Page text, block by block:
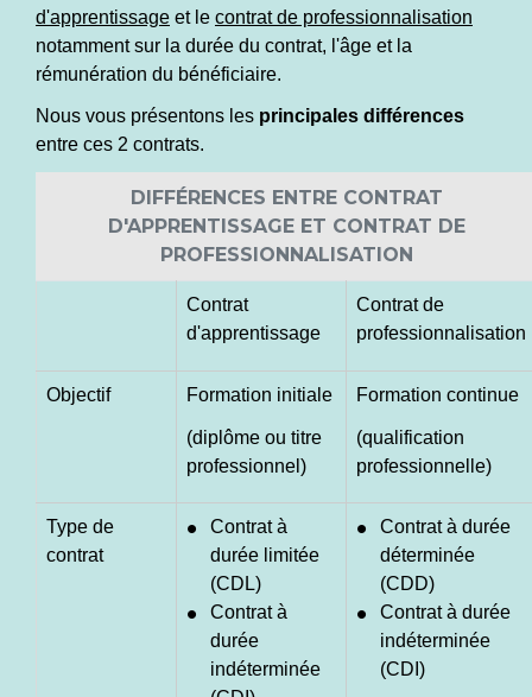
d'apprentissage et le contrat de professionnalisation
notamment sur la durée du contrat, l'âge et la
rémunération du bénéficiaire.
Nous vous présentons les principales différences
entre ces 2 contrats.
DIFFÉRENCES ENTRE CONTRAT
D'APPRENTISSAGE ET CONTRAT DE
PROFESSIONNALISATION
Contrat
d'apprentissage
Contrat de
professionnalisation
Objectif Formation initiale
(diplôme ou titre
professionnel)
Formation continue
(qualification
professionnelle)
Type de
contrat
Contrat à
durée limitée
(CDL)
Contrat à
durée
indéterminée
Contrat à durée
déterminée
(CDD)
Contrat à durée
indéterminée
(CDI)